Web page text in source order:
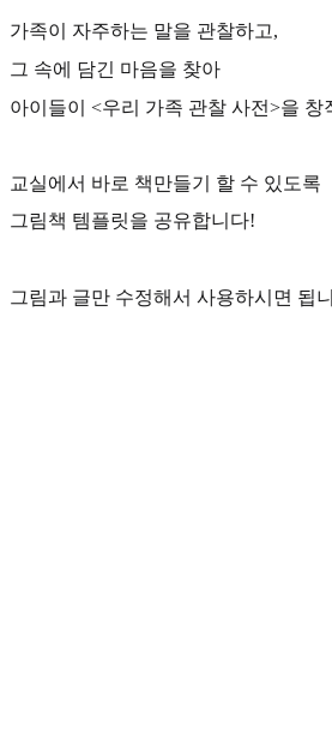
가족이 자주하는 말을 관찰하고,
그 속에 담긴 마음을 찾아
아이들이 <우리 가족 관찰 사전>을 창
교실에서 바로 책만들기 할 수 있도록
그림책 템플릿을 공유합니다!
그림과 글만 수정해서 사용하시면 됩